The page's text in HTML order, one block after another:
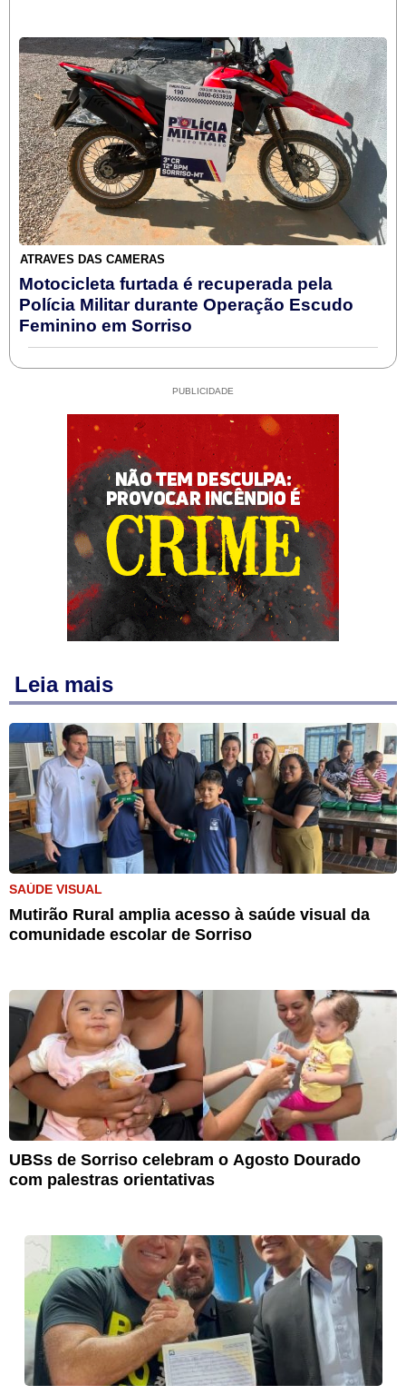
ATRAVÉS DAS CÂMERAS
Motocicleta furtada é recuperada pela
Polícia Militar durante Operação Escudo
Feminino em Sorriso
PUBLICIDADE
Leia mais
SAÚDE VISUAL
Mutirão Rural amplia acesso à saúde visual da
comunidade escolar de Sorriso
UBSs de Sorriso celebram o Agosto Dourado
com palestras orientativas